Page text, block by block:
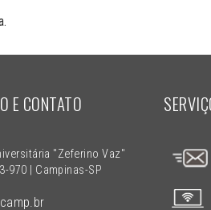
E CONTATO
"Zeferino Vaz"
970 | Campinas-SP